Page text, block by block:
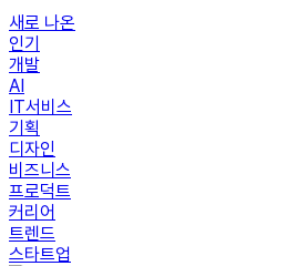
새로 나온
인기
개발
AI
IT서비스
기획
디자인
비즈니스
프로덕트
커리어
트렌드
스타트업